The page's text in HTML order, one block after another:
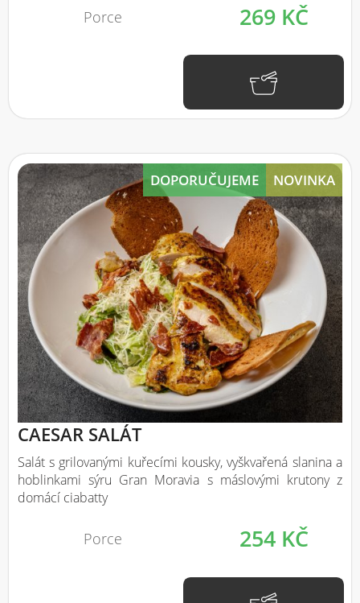
Porce 269 KČ
NOVINKA
DOPORUČUJEME
CAESAR SALÁT
Salát s grilovanými kuřecími kousky, vyškvařená slanina a
hoblinkami sýru Gran Moravia s máslovými krutony z
domácí ciabatty
Porce 254 KČ